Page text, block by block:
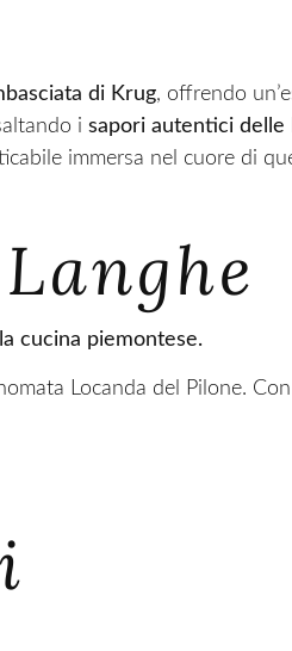
di Krug, offrendo
i sapori autentici delle
immersa nel cuore di
cucina piemontese.
Locanda del Pilone.